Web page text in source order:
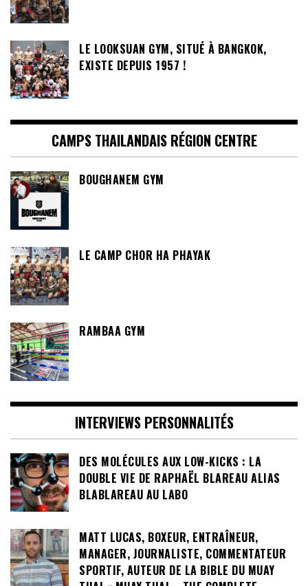
LE LOOKSUAN GYM, SITUÉ À BANGKOK,
EXISTE DEPUIS 1957 !
CAMPS THAILANDAIS RÉGION CENTRE
BOUGHANEM GYM
LE CAMP CHOR HA PHAYAK
RAMBAA GYM
INTERVIEWS PERSONNALITÉS
DES MOLÉCULES AUX LOW-KICKS : LA
DOUBLE VIE DE RAPHAËL BLAREAU ALIAS
BLABLAREAU AU LABO
MATT LUCAS, BOXEUR, ENTRAÎNEUR,
MANAGER, JOURNALISTE, COMMENTATEUR
SPORTIF, AUTEUR DE LA BIBLE DU MUAY